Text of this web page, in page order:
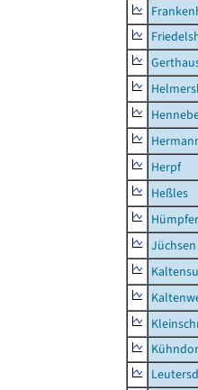
Herpf
Heßles
Jüchsen